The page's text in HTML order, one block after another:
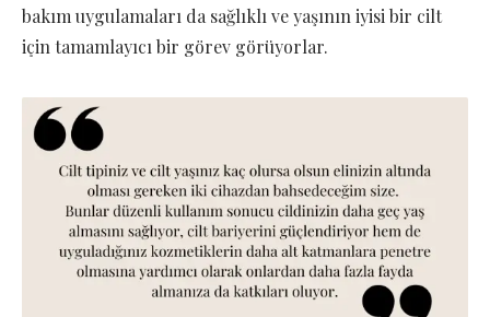
bakım uygulamaları da sağlıklı ve yaşının iyisi bir cilt
için tamamlayıcı bir görev görüyorlar.